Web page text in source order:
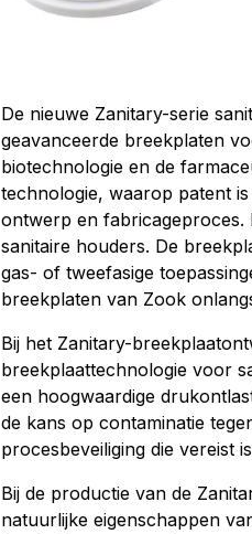
De nieuwe Zanitary-serie
geavanceerde breekplaten
biotechnologie en de
technologie, waarop patent
ontwerp en fabricageproces.
sanitaire houders. De
gas- of tweefasige
breekplaten van Zook
Bij het Zanitary-
breekplaattechnologie voor
een hoogwaardige
de kans op contaminatie
procesbeveiliging die vereist
Bij de productie van de
natuurlijke eigenschappen